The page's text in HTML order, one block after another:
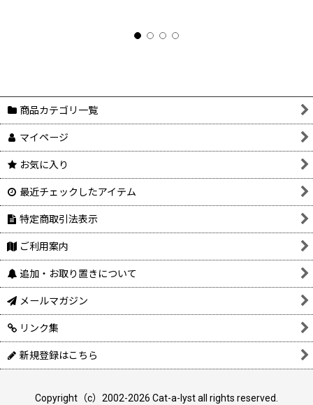
商品カテゴリ一覧
マイページ
お気に入り
最近チェックしたアイテム
特定商取引法表示
ご利用案内
追加・お取り置きについて
メールマガジン
リンク集
新規登録はこちら
Copyright（c）2002-2026 Cat-a-lyst all rights reserved.